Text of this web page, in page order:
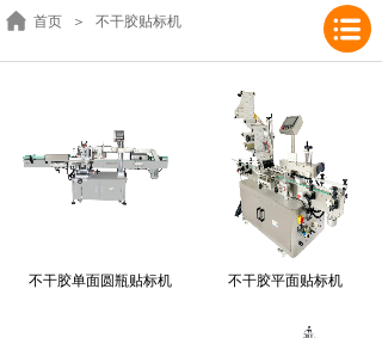
首页 ＞ 不干胶贴标机
不干胶单面圆瓶贴标机 不干胶平面贴标机